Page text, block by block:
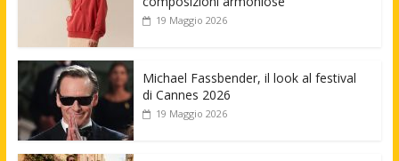
19 Maggio 2026
Michael Fassbender, il look al festival
di Cannes 2026
19 Maggio 2026